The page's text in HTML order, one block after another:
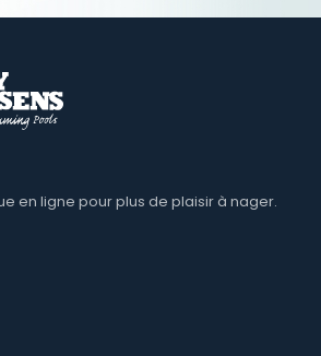
en ligne pour plus de plaisir à nager.